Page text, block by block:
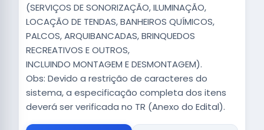
(SERVIÇOS DE SONORIZAÇÃO, ILUMINAÇÃO,
LOCAÇÃO DE TENDAS, BANHEIROS QUÍMICOS,
PALCOS, ARQUIBANCADAS, BRINQUEDOS
RECREATIVOS E OUTROS,
INCLUINDO MONTAGEM E DESMONTAGEM).
Obs: Devido a restrição de caracteres do
sistema, a especificação completa dos itens
deverá ser verificada no TR (Anexo do Edital).